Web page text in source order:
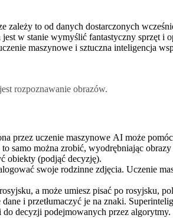
to od danych dostarczonych
w stanie wymyślić fantastyczny sprzęt i
maszynowe i sztuczna inteligencja
rozpoznawanie obrazów.
przez uczenie maszynowe AI może
samo można zrobić, wyodrębniając
obiekty (podjąć decyzję).
swoje rodzinne zdjęcia. Uczenie
a może umiesz pisać po rosyjsku,
i przetłumaczyć je na znaki.
decyzji podejmowanych przez algorytmy.